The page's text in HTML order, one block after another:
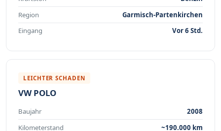
Region
Garmisch-Partenkirchen
Eingang
Vor 6 Std.
LEICHTER SCHADEN
VW POLO
Baujahr
2008
Kilometerstand
~190.000 km